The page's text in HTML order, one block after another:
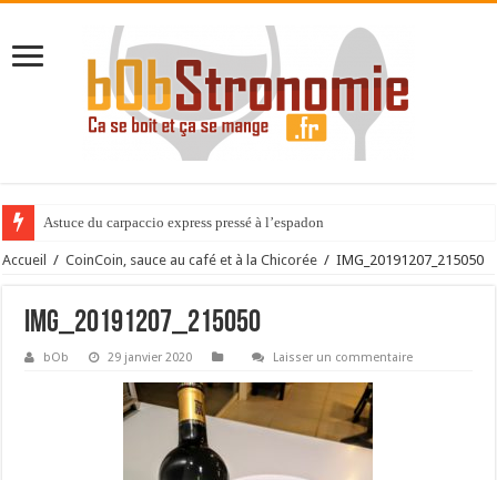
Astuce du carpaccio express pressé à l’espadon
Accueil / CoinCoin, sauce au café et à la Chicorée / IMG_20191207_215050
IMG_20191207_215050
bOb 29 janvier 2020 Laisser un commentaire